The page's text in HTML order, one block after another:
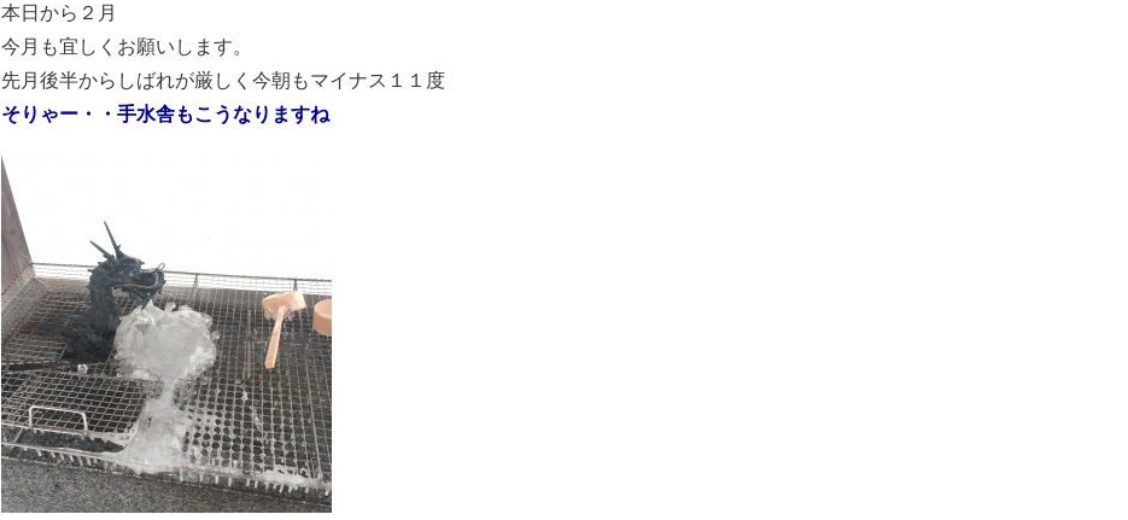
本日から２月
今月も宜しくお願いします。
先月後半からしばれが厳しく今朝もマイナス１１度
そりゃー・・手水舎もこうなりますね